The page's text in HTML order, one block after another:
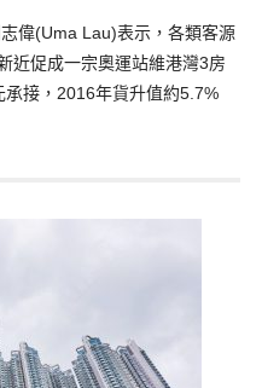
偉(Uma Lau)表示，各類客源
近促成一宗奧運站維港灣3房
接，2016年貨升值約5.7%